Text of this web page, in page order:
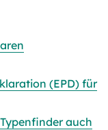
(EPD) für
auch